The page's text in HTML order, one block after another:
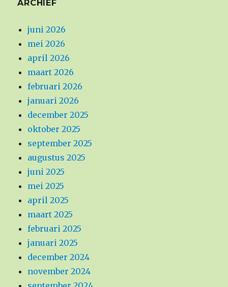
ARCHIEF
juni 2026
mei 2026
april 2026
maart 2026
februari 2026
januari 2026
december 2025
oktober 2025
september 2025
augustus 2025
juni 2025
mei 2025
april 2025
maart 2025
februari 2025
januari 2025
december 2024
november 2024